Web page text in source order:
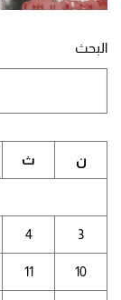
البحث
ن ث
3
4
10
11